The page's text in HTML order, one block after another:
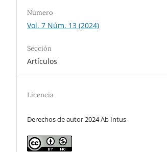
Número
Vol. 7 Núm. 13 (2024)
Sección
Artículos
Licencia
Derechos de autor 2024 Ab Intus